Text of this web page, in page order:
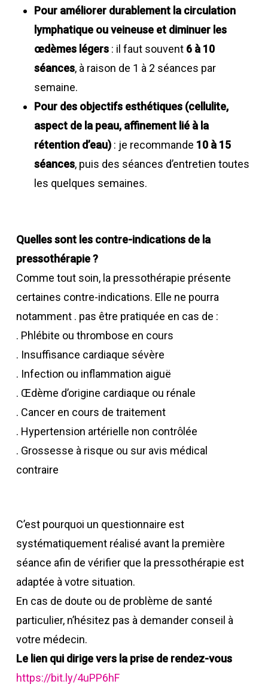
Pour améliorer durablement la circulation
lymphatique ou veineuse et diminuer les
œdèmes légers: il faut souvent 6 à 10
séances, à raison de 1 à 2 séances par
semaine.
Pour des objectifs esthétiques (cellulite,
aspect de la peau, affinement lié à la
rétention d’eau): je recommande 10 à 15
séances, puis des séances d’entretien toutes
les quelques semaines.
Quelles sont les contre-indications de la
pressothérapie ?
Comme tout soin, la pressothérapie présente
certaines contre-indications. Elle ne pourra
notamment . pas être pratiquée en cas de :
. Phlébite ou thrombose en cours
. Insuffisance cardiaque sévère
. Infection ou inflammation aiguë
. Œdème d’origine cardiaque ou rénale
. Cancer en cours de traitement
. Hypertension artérielle non contrôlée
. Grossesse à risque ou sur avis médical
contraire
C’est pourquoi un questionnaire est
systématiquement réalisé avant la première
séance afin de vérifier que la pressothérapie est
adaptée à votre situation.
En cas de doute ou de problème de santé
particulier, n’hésitez pas à demander conseil à
votre médecin.
Le lien qui dirige vers la prise de rendez-vous
https://bit.ly/4uPP6hF